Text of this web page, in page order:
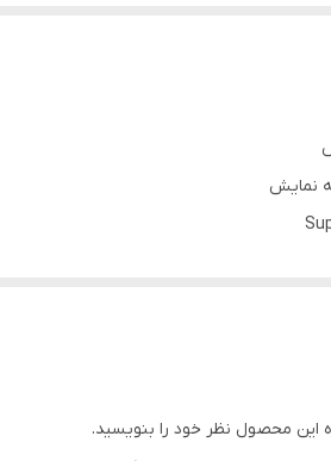
نمایش
این محصول نظر خود را بنویسید.